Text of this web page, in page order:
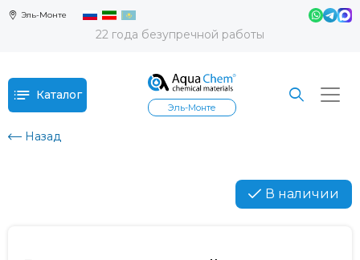
Эль-Монте
22 года безупречной работы
Каталог
Эль-Монте
Назад
В наличии